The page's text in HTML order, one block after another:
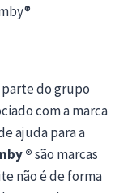
parte do grupo
com a marca
ajuda para a
®são marcas
não é de forma